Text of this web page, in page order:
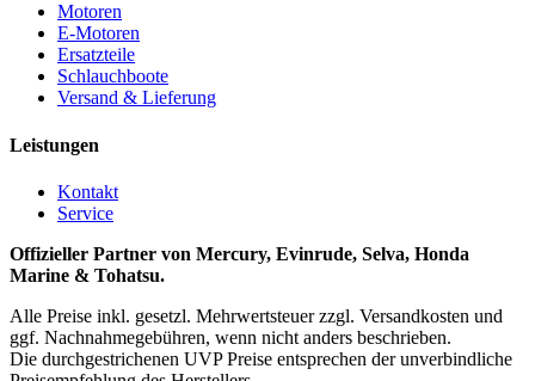
Motoren
E-Motoren
Ersatzteile
Schlauchboote
Versand & Lieferung
Leistungen
Kontakt
Service
Offizieller Partner von Mercury, Evinrude, Selva, Honda
Marine & Tohatsu.
Alle Preise inkl. gesetzl. Mehrwertsteuer zzgl. Versandkosten und
ggf. Nachnahmegebühren, wenn nicht anders beschrieben.
Die durchgestrichenen UVP Preise entsprechen der unverbindliche